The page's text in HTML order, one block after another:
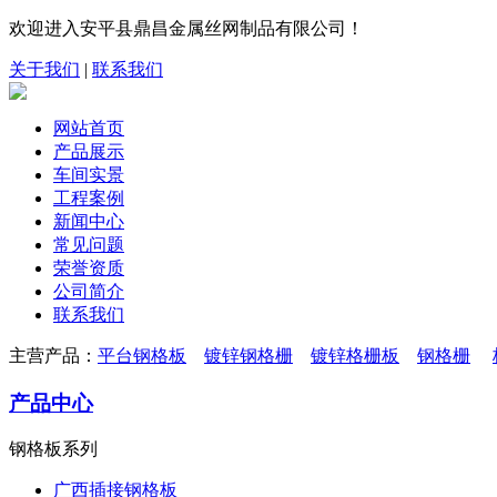
欢迎进入安平县鼎昌金属丝网制品有限公司！
关于我们 | 联系我们
网站首页
产品展示
车间实景
工程案例
新闻中心
常见问题
荣誉资质
公司简介
联系我们
主营产品： 平台钢格板 镀锌钢格栅 镀锌格栅板 钢格栅
产品中心
钢格板系列
广西插接钢格板